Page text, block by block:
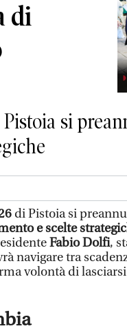
di
◗
si
di Pistoia si
e scelte
Fabio Dolfi,
navigare tra
volontà di